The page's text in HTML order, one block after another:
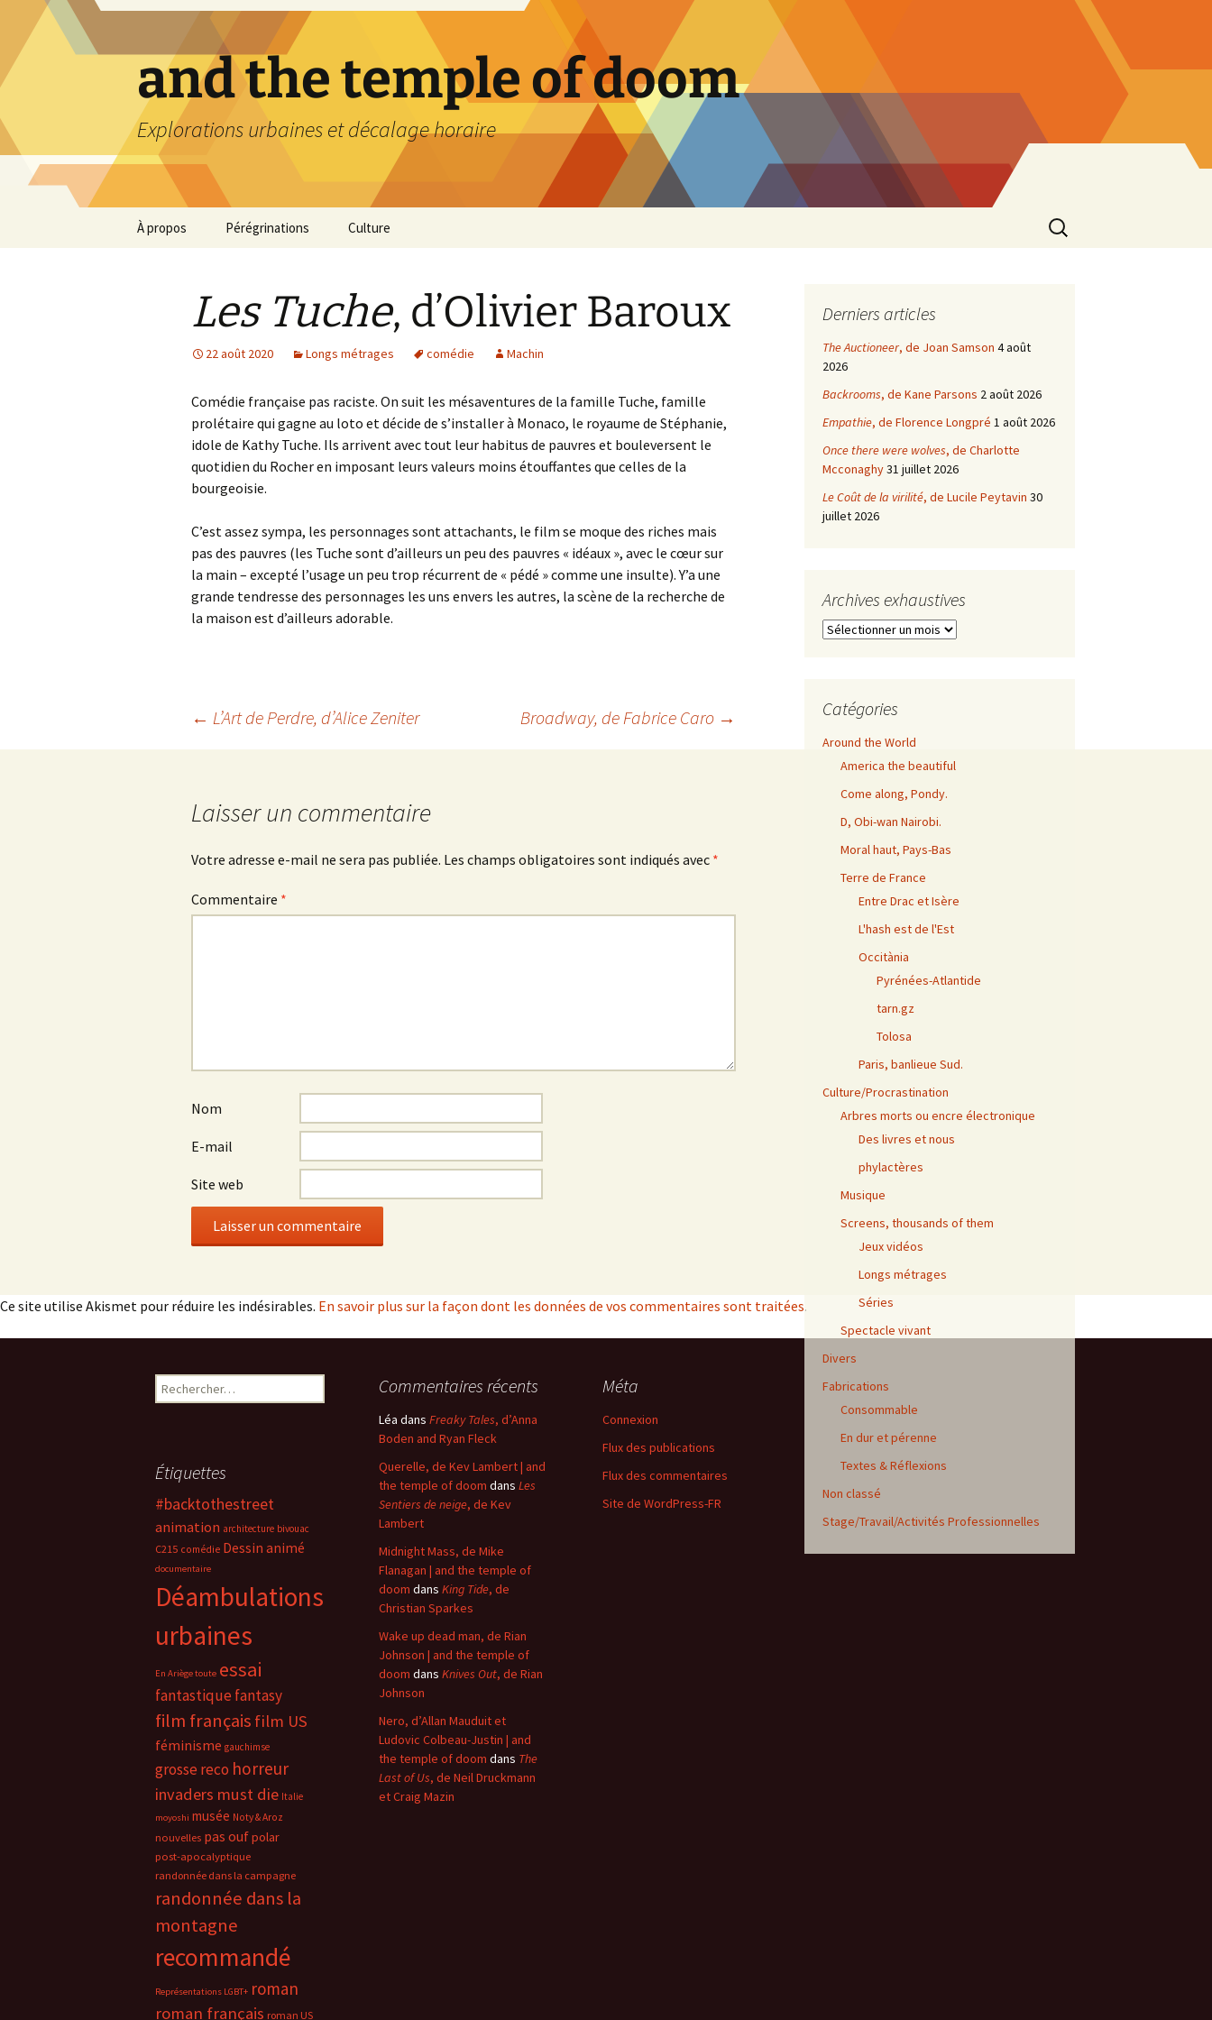
contenu
and the temple of doom
Explorations urbaines et décalage horaire
À propos Pérégrinations Culture
Rechercher :
Les Tuche, d’Olivier Baroux
22 août 2020 Longs métrages comédie Machin
Comédie française pas raciste. On suit les mésaventures de la famille Tuche, famille
prolétaire qui gagne au loto et décide de s’installer à Monaco, le royaume de Stéphanie,
idole de Kathy Tuche. Ils arrivent avec tout leur habitus de pauvres et bouleversent le
quotidien du Rocher en imposant leurs valeurs moins étouffantes que celles de la
bourgeoisie.
C’est assez sympa, les personnages sont attachants, le film se moque des riches mais
pas des pauvres (les Tuche sont d’ailleurs un peu des pauvres « idéaux », avec le cœur sur
la main – excepté l’usage un peu trop récurrent de « pédé » comme une insulte). Y’a une
grande tendresse des personnages les uns envers les autres, la scène de la recherche de
la maison est d’ailleurs adorable.
Navigation
← L’Art de Perdre, d’Alice Zeniter Broadway, de Fabrice Caro →
Laisser un commentaire
Votre adresse e-mail ne sera pas publiée. Les champs obligatoires sont indiqués avec *
Commentaire *
Nom
E-mail
Site web
Ce site utilise Akismet pour réduire les indésirables. En savoir plus sur la façon dont les données de vos commentaires sont traitées.
Derniers articles
The Auctioneer, de Joan Samson 4 août
2026
Backrooms, de Kane Parsons 2 août 2026
Empathie, de Florence Longpré 1 août 2026
Once there were wolves, de Charlotte
Mcconaghy31 juillet 2026
Le Coût de la virilité, de Lucile Peytavin 30
juillet 2026
Archives exhaustives
Archives
Catégories
Around the World
America the beautiful
Come along, Pondy.
D, Obi-wan Nairobi.
Moral haut, Pays-Bas
Terre de France
Entre Drac et Isère
L'hash est de l'Est
Occitània
Pyrénées-Atlantide
tarn.gz
Tolosa
Paris, banlieue Sud.
Culture/Procrastination
Arbres morts ou encre électronique
Des livres et nous
phylactères
Musique
Screens, thousands of them
Jeux vidéos
Longs métrages
Séries
Spectacle vivant
Divers
Fabrications
Consommable
En dur et pérenne
Textes & Réflexions
Non classé
Stage/Travail/Activités Professionnelles
Rechercher : Commentaires récents
Léa dans Freaky Tales, d’Anna
Boden and Ryan Fleck
Querelle, de Kev Lambert | and
the temple of doom dans Les
Sentiers de neige, de Kev
Lambert
Midnight Mass, de Mike
Flanagan | and the temple of
doom dans King Tide, de
Christian Sparkes
Wake up dead man, de Rian
Johnson | and the temple of
doom dans Knives Out, de Rian
Johnson
Nero, d’Allan Mauduit et
Ludovic Colbeau-Justin | and
the temple of doom dans The
Last of Us, de Neil Druckmann
et Craig Mazin
Méta
Connexion
Flux des publications
Flux des commentaires
Site de WordPress-FR
Étiquettes
#backtothestreet
animation architecture bivouac
C215 comédie Dessin animé
documentaire
Déambulations
urbaines
En Ariège toute essai
fantastiquefantasy
film français film US
féminisme gauchimse
grosse reco horreur
invaders must die Italie
moyoshi musée Noty & Aroz
nouvelles pas oufpolar
post-apocalyptique
randonnée dans la campagne
randonnée dans la
montagne
recommandé
Représentations LGBT+ roman
roman français roman US